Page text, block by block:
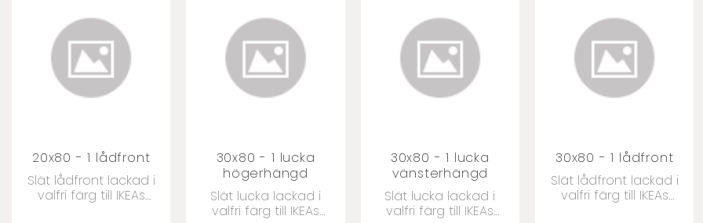
20x80 - 1 lådfront
​Slät lådfront lackad i
valfri färg till IKEAs
30x80 - 1 lucka
högerhängd
​Slät lucka lackad i
valfri färg till IKEAs
30x80 - 1 lucka
vänsterhängd
​Slät lucka lackad i
valfri färg till IKEAs
30x80 - 1 lådfront
​Slät lådfront lackad i
valfri färg till IKEAs